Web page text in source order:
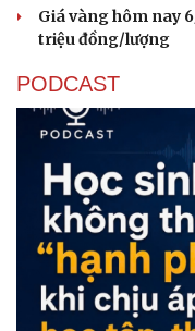
Giá vàng hôm nay
triệu đồng/lượng
PODCAST